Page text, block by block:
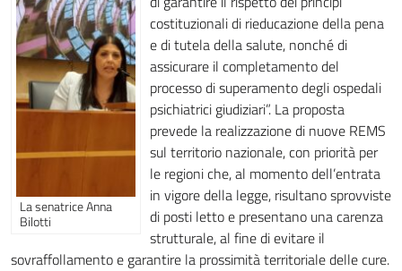
La senatrice Anna
Bilotti
costituzionali di rieducazione della pena
e di tutela della salute, nonché di
assicurare il completamento del
processo di superamento degli ospedali
psichiatrici giudiziari”. La proposta
prevede la realizzazione di nuove REMS
sul territorio nazionale, con priorità per
le regioni che, al momento dell’entrata
in vigore della legge, risultano sprovviste
di posti letto e presentano una carenza
strutturale, al fine di evitare il
sovraffollamento e garantire la prossimità territoriale delle cure.